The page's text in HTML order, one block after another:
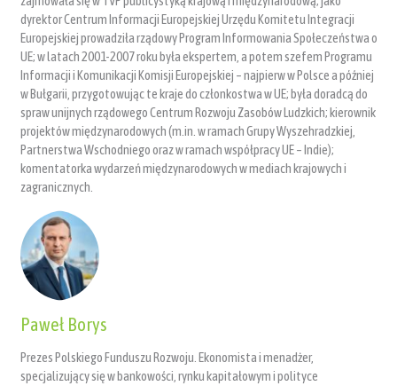
dyrektor Centrum Informacji Europejskiej Urzędu Komitetu Integracji
Europejskiej prowadziła rządowy Program Informowania Społeczeństwa o
UE; w latach 2001-2007 roku była ekspertem, a potem szefem Programu
Informacji i Komunikacji Komisji Europejskiej – najpierw w Polsce a później
w Bułgarii, przygotowując te kraje do członkostwa w UE; była doradcą do
spraw unijnych rządowego Centrum Rozwoju Zasobów Ludzkich; kierownik
projektów międzynarodowych (m.in. w ramach Grupy Wyszehradzkiej,
Partnerstwa Wschodniego oraz w ramach współpracy UE – Indie);
komentatorka wydarzeń międzynarodowych w mediach krajowych i
zagranicznych.
Paweł Borys
Prezes Polskiego Funduszu Rozwoju. Ekonomista i menadżer,
specjalizujący się w bankowości, rynku kapitałowym i polityce